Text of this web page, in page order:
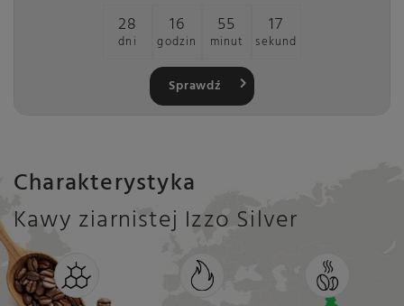
28
dni
16
godzin
55
minut
17
sekund
Sprawdź
Charakterystyka
Kawy ziarnistej Izzo Silver